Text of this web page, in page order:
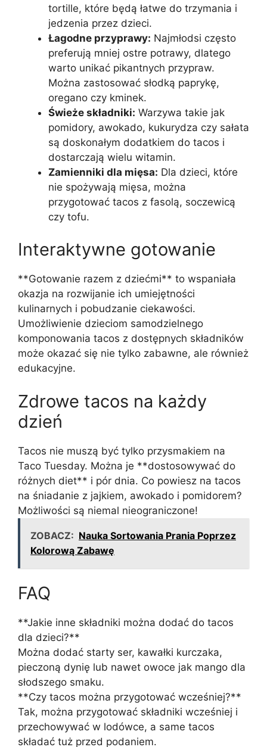
tortille, które będą łatwe do trzymania i
jedzenia przez dzieci.
Łagodne przyprawy: Najmłodsi często
preferują mniej ostre potrawy, dlatego
warto unikać pikantnych przypraw.
Można zastosować słodką paprykę,
oregano czy kminek.
Świeże składniki: Warzywa takie jak
pomidory, awokado, kukurydza czy sałata
są doskonałym dodatkiem do tacos i
dostarczają wielu witamin.
Zamienniki dla mięsa: Dla dzieci, które
nie spożywają mięsa, można
przygotować tacos z fasolą, soczewicą
czy tofu.
Interaktywne gotowanie
**Gotowanie razem z dziećmi** to wspaniała
okazja na rozwijanie ich umiejętności
kulinarnych i pobudzanie ciekawości.
Umożliwienie dzieciom samodzielnego
komponowania tacos z dostępnych składników
może okazać się nie tylko zabawne, ale również
edukacyjne.
Zdrowe tacos na każdy
dzień
Tacos nie muszą być tylko przysmakiem na
Taco Tuesday. Można je **dostosowywać do
różnych diet** i pór dnia. Co powiesz na tacos
na śniadanie z jajkiem, awokado i pomidorem?
Możliwości są niemal nieograniczone!
ZOBACZ: Nauka Sortowania Prania Poprzez
Kolorową Zabawę
FAQ
**Jakie inne składniki można dodać do tacos
dla dzieci?**
Można dodać starty ser, kawałki kurczaka,
pieczoną dynię lub nawet owoce jak mango dla
słodszego smaku.
**Czy tacos można przygotować wcześniej?**
Tak, można przygotować składniki wcześniej i
przechowywać w lodówce, a same tacos
składać tuż przed podaniem.